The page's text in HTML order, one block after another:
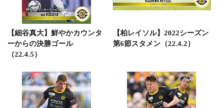
【細谷真大】鮮やかカウンタ
ーからの決勝ゴール
（22.4.5）
【柏レイソル】2022シーズン
第6節スタメン（22.4.2）